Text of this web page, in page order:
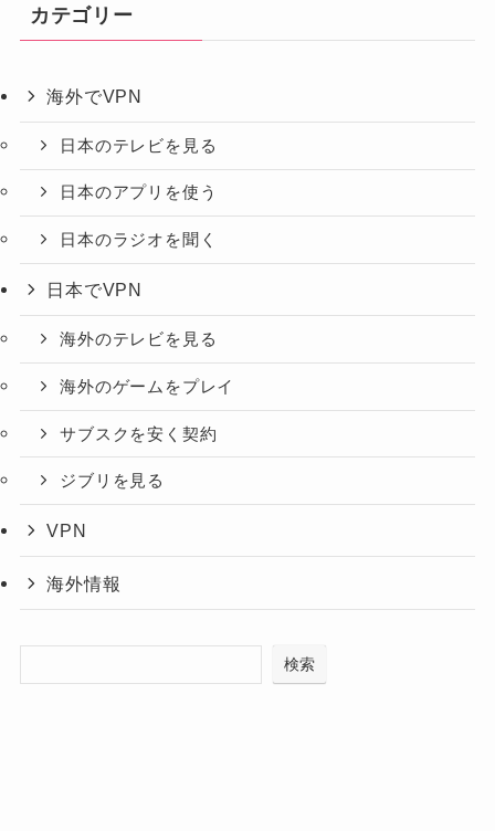
カテゴリー
海外でVPN
日本のテレビを見る
日本のアプリを使う
日本のラジオを聞く
日本でVPN
海外のテレビを見る
海外のゲームをプレイ
サブスクを安く契約
ジブリを見る
VPN
海外情報
検索